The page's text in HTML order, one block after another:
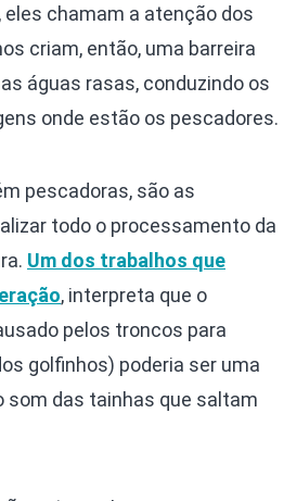
chamam a atenção dos
criam, então, uma barreira
águas rasas, conduzindo os
onde estão os pescadores.
pescadoras, são as
todo o processamento da
Um dos trabalhos que
, interpreta que o
pelos troncos para
golfinhos) poderia ser uma
som das tainhas que saltam